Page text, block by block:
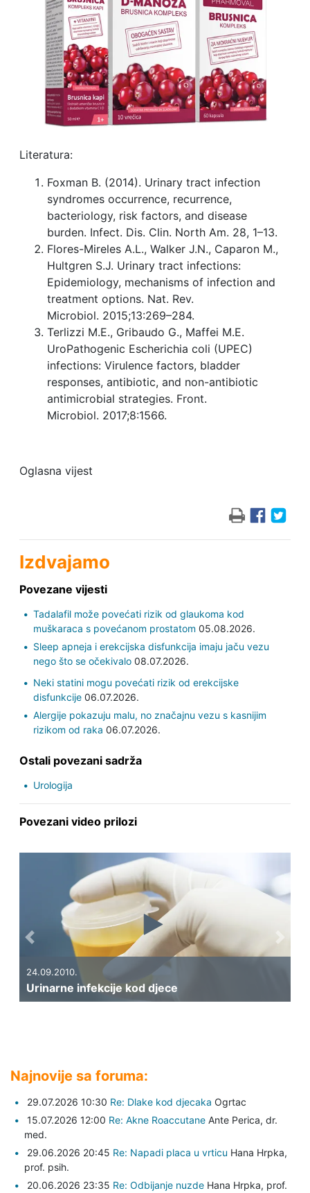
Literatura:
Foxman B. (2014). Urinary tract infection
syndromes occurrence, recurrence,
bacteriology, risk factors, and disease
burden. Infect. Dis. Clin. North Am. 28, 1–13.
Flores-Mireles A.L., Walker J.N., Caparon M.,
Hultgren S.J. Urinary tract infections:
Epidemiology, mechanisms of infection and
treatment options. Nat. Rev.
Microbiol. 2015;13:269–284.
Terlizzi M.E., Gribaudo G., Maffei M.E.
UroPathogenic Escherichia coli (UPEC)
infections: Virulence factors, bladder
responses, antibiotic, and non-antibiotic
antimicrobial strategies. Front.
Microbiol. 2017;8:1566.
Oglasna vijest
Izdvajamo
Povezane vijesti
Tadalafil može povećati rizik od glaukoma kod
muškaraca s povećanom prostatom 05.08.2026.
Sleep apneja i erekcijska disfunkcija imaju jaču vezu
nego što se očekivalo08.07.2026.
Neki statini mogu povećati rizik od erekcijske
disfunkcije06.07.2026.
Alergije pokazuju malu, no značajnu vezu s kasnijim
rizikom od raka 06.07.2026.
Ostali povezani sadrža
Urologija
Povezani video prilozi
24.09.2010.
Urinarne infekcije kod djece
Previous Next
Najnovije sa foruma:
29.07.2026 10:30 Re: Dlake kod djecaka Ogrtac
15.07.2026 12:00 Re: Akne Roaccutane Ante Perica, dr.
med.
29.06.2026 20:45 Re: Napadi placa u vrticu Hana Hrpka,
prof. psih.
20.06.2026 23:35 Re: Odbijanje nuzde Hana Hrpka, prof.